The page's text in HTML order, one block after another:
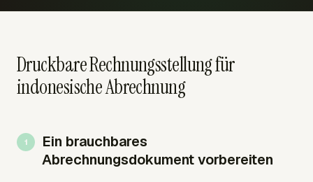
Druckbare Rechnungsstellung für
indonesische Abrechnung
Ein brauchbares
Abrechnungsdokument vorbereiten